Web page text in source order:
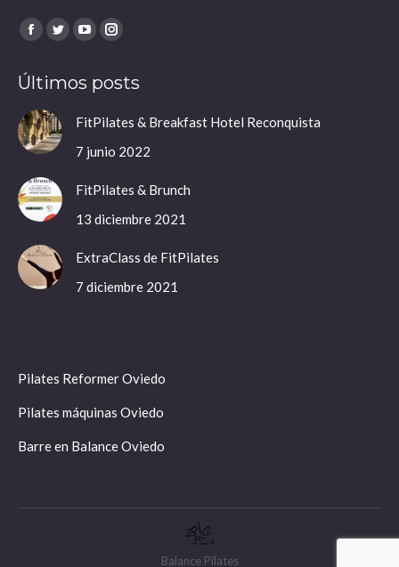
Encuéntranos en:
Facebook
opens
in
new
window
Twitter
opens
new
window
YouTube
opens
new
window
Instagram
opens
new
window
Últimos posts
FitPilates & Breakfast Hotel Reconquista
7 junio 2022
FitPilates & Brunch
13 diciembre 2021
ExtraClass de FitPilates
7 diciembre 2021
Pilates Reformer Oviedo
Pilates máquinas Oviedo
Barre en Balance Oviedo
Balance Pilates